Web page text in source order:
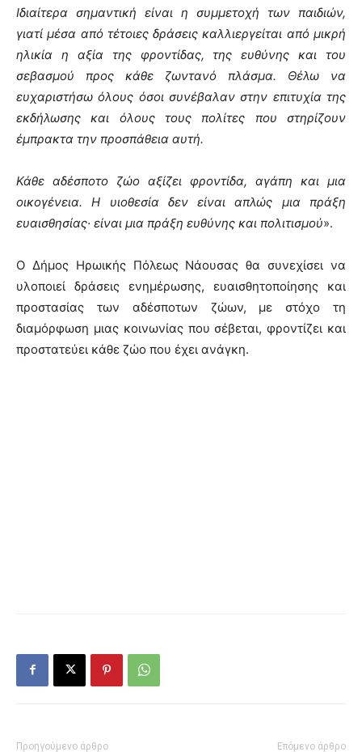
Ιδιαίτερα σημαντική είναι η συμμετοχή των παιδιών,
γιατί μέσα από τέτοιες δράσεις καλλιεργείται από μικρή
ηλικία η αξία της φροντίδας, της ευθύνης και του
σεβασμού προς κάθε ζωντανό πλάσμα. Θέλω να
ευχαριστήσω όλους όσοι συνέβαλαν στην επιτυχία της
εκδήλωσης και όλους τους πολίτες που στηρίζουν
έμπρακτα την προσπάθεια αυτή.
Κάθε αδέσποτο ζώο αξίζει φροντίδα, αγάπη και μια
οικογένεια. Η υιοθεσία δεν είναι απλώς μια πράξη
ευαισθησίας· είναι μια πράξη ευθύνης και πολιτισμού».
Ο Δήμος Ηρωικής Πόλεως Νάουσας θα συνεχίσει να
υλοποιεί δράσεις ενημέρωσης, ευαισθητοποίησης και
προστασίας των αδέσποτων ζώων, με στόχο τη
διαμόρφωση μιας κοινωνίας που σέβεται, φροντίζει και
προστατεύει κάθε ζώο που έχει ανάγκη.
Προηγούμενο άρθρο Επόμενο άρθρο